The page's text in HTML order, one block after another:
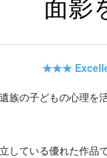
面影
★★★
族の子どもの心理を
している優れた作品で